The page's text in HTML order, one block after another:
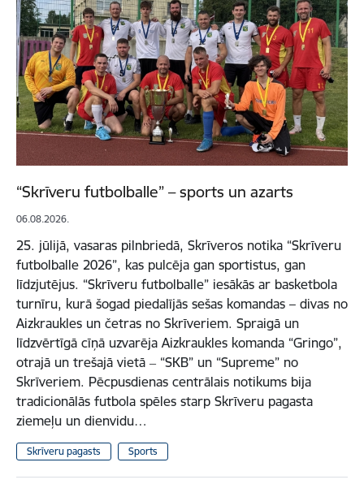
“Skrīveru futbolballe” – sports un azarts
06.08.2026.
25. jūlijā, vasaras pilnbriedā, Skrīveros notika “Skrīveru
futbolballe 2026”, kas pulcēja gan sportistus, gan
līdzjutējus. “Skrīveru futbolballe” iesākās ar basketbola
turnīru, kurā šogad piedalījās sešas komandas – divas no
Aizkraukles un četras no Skrīveriem. Spraigā un
līdzvērtīgā cīņā uzvarēja Aizkraukles komanda “Gringo”,
otrajā un trešajā vietā ‒ “SKB” un “Supreme” no
Skrīveriem. Pēcpusdienas centrālais notikums bija
tradicionālās futbola spēles starp Skrīveru pagasta
ziemeļu un dienvidu…
Skrīveru pagasts Sports